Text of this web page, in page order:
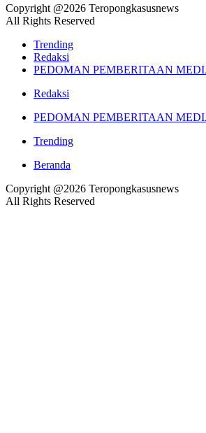
Copyright @2026 Teropongkasusnews
All Rights Reserved
Trending
Redaksi
PEDOMAN PEMBERITAAN
Redaksi
PEDOMAN PEMBERITAAN
Trending
Beranda
Copyright @2026 Teropongkasusnews
All Rights Reserved